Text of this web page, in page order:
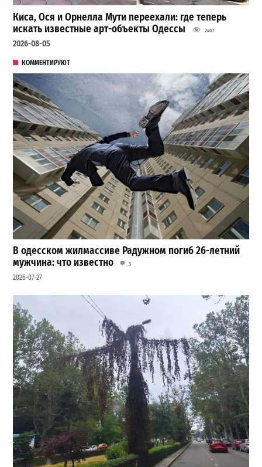
Киса, Ося и Орнелла Мути переехали: где теперь
искать известные арт-объекты Одессы
2407
2026-08-05
КОММЕНТИРУЮТ
В одесском жилмассиве Радужном погиб 26-летний
мужчина: что известно
3
2026-07-27